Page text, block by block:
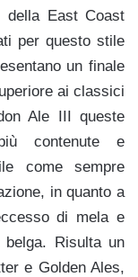
della East Coast
per questo stile
un finale
ai classici
Ale III queste
contenute e
come sempre
in quanto a
di mela e
Risulta un
e Golden Ales,